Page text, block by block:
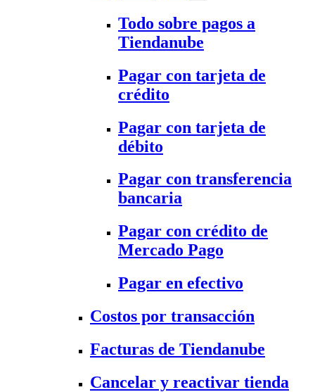
Todo sobre pagos a
Tiendanube
Pagar con tarjeta de
crédito
Pagar con tarjeta de
débito
Pagar con transferencia
bancaria
Pagar con crédito de
Mercado Pago
Pagar en efectivo
Costos por transacción
Facturas de Tiendanube
Cancelar y reactivar tienda